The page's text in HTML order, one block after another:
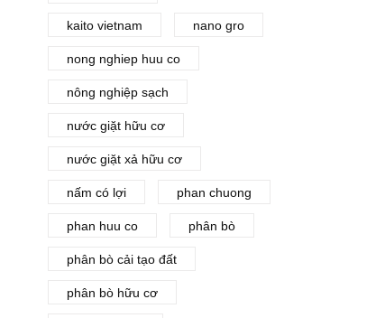
kaito vietnam nano gro
nong nghiep huu co
nông nghiệp sạch
nước giặt hữu cơ
nước giặt xả hữu cơ
nấm có lợi phan chuong
phan huu co phân bò
phân bò cải tạo đất
phân bò hữu cơ